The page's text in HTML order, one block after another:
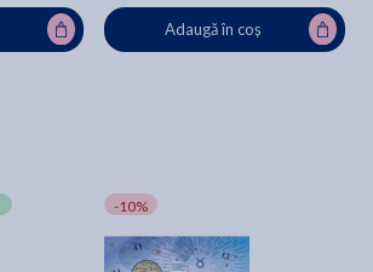
Adaugă în coș
-10%